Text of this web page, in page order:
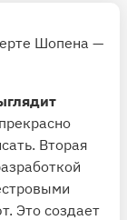
Шопена —
Вторая
Это создает